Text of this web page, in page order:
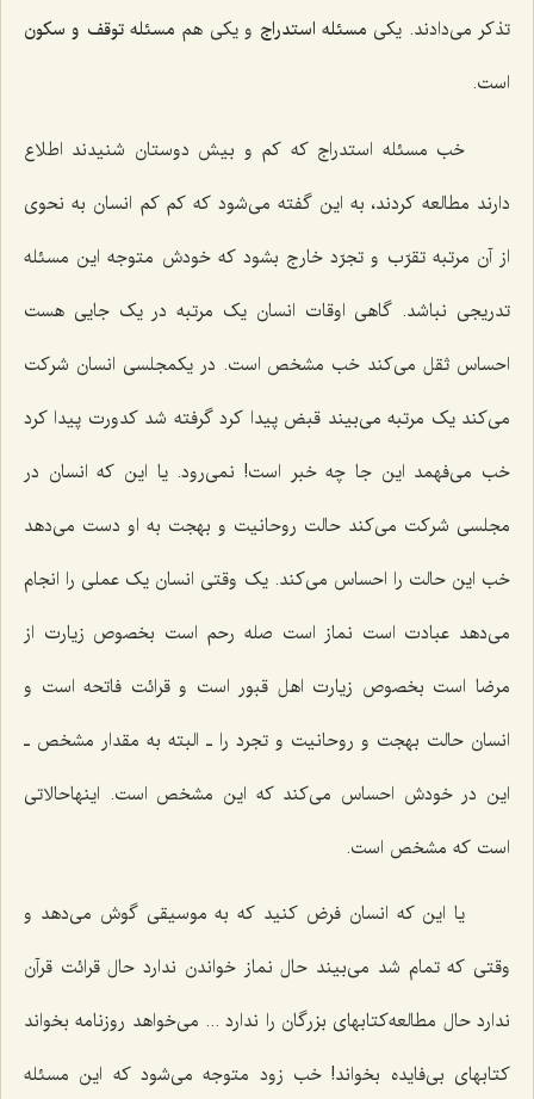
تذکر می‌دادند. یکی مسئله استدراج و یکی هم مسئله توقف و سکون
است.
خب مسئله استدراج که کم و بیش دوستان شنیدند اطلاع
دارند مطالعه کردند، به این گفته می‌شود که کم کم انسان به نحوی
از آن مرتبه تقرّب و تجرّد خارج بشود که خودش متوجه این مسئله
تدریجی نباشد. گاهی اوقات انسان یک مرتبه در یک جایی هست
احساس ثقل می‌کند خب مشخص است. در یکمجلسی انسان شرکت
می‌کند یک مرتبه می‌بیند قبض پیدا کرد گرفته شد کدورت پیدا کرد
خب می‌فهمد این جا چه خبر است! نمی‌رود. یا این که انسان در
مجلسی شرکت می‌کند حالت روحانیت و بهجت به او دست می‌دهد
خب این حالت را احساس می‌کند. یک وقتی انسان یک عملی را انجام
می‌دهد عبادت است نماز است صله رحم است بخصوص زیارت از
مرضا است بخصوص زیارت اهل قبور است و قرائت فاتحه است و
انسان حالت بهجت و روحانیت و تجرد را ـ البته به مقدار مشخص ـ
این در خودش احساس می‌کند که این مشخص است. اینهاحالاتی
است که مشخص است.
یا این که انسان فرض کنید که به موسیقی گوش می‌دهد و
وقتی که تمام شد می‌بیند حال نماز خواندن ندارد حال قرائت قرآن
ندارد حال مطالعه‌کتابهای بزرگان را ندارد ... می‌خواهد روزنامه بخواند
کتابهای بی‌فایده بخواند! خب زود متوجه می‌شود که این مسئله